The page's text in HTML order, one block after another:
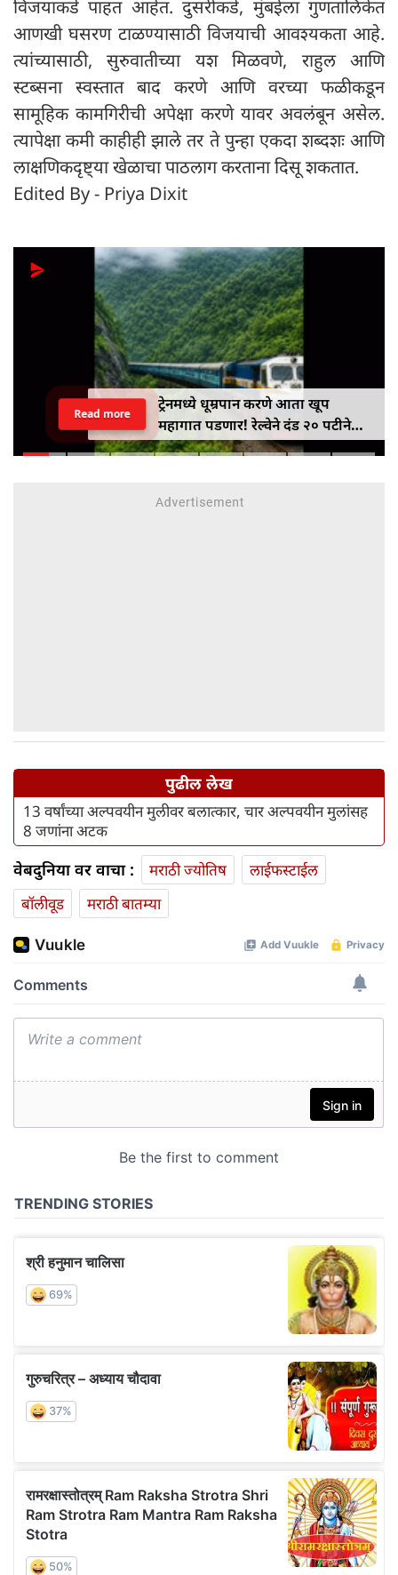
विजयाकडे पाहत आहेत. दुसरीकडे, मुंबईला गुणतालिकेत
आणखी घसरण टाळण्यासाठी विजयाची आवश्यकता आहे.
त्यांच्यासाठी, सुरुवातीच्या यश मिळवणे, राहुल आणि
स्टब्सना स्वस्तात बाद करणे आणि वरच्या फळीकडून
सामूहिक कामगिरीची अपेक्षा करणे यावर अवलंबून असेल.
त्यापेक्षा कमी काहीही झाले तर ते पुन्हा एकदा शब्दशः आणि
लाक्षणिकदृष्ट्या खेळाचा पाठलाग करताना दिसू शकतात.
Edited By - Priya Dixit
ट्रेनमध्ये धूम्रपान करणे आता खूप
महागात पडणार! रेल्वेने दंड २० पटीने
वाढवून ₹१०० वरून ₹२,००० केला
Read more
पुढील लेख
13 वर्षांच्या अल्पवयीन मुलीवर बलात्कार, चार अल्पवयीन मुलांसह
8 जणांना अटक
वेबदुनिया वर वाचा : मराठी ज्योतिष
लाईफस्टाईल
बॉलीवूड
मराठी बातम्या